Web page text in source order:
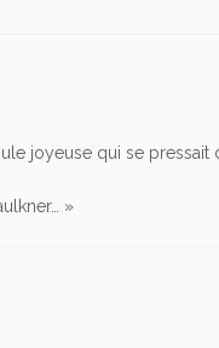
joyeuse qui se
»